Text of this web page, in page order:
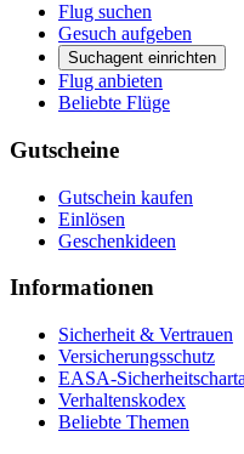
Flug suchen
Gesuch aufgeben
Suchagent einrichten
Flug anbieten
Beliebte Flüge
Gutscheine
Gutschein kaufen
Einlösen
Geschenkideen
Informationen
Sicherheit & Vertrauen
Versicherungsschutz
EASA-Sicherheitscharta
Verhaltenskodex
Beliebte Themen